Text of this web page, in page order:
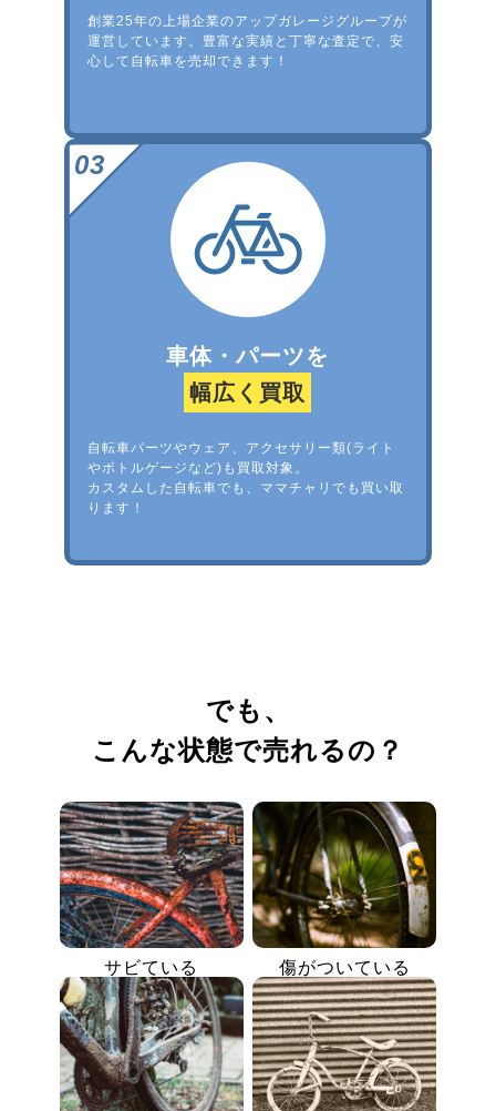
創業25年の上場企業のアップガレージグループが
運営しています。豊富な実績と丁寧な査定で、安
心して自転車を売却できます！
車体・パーツを
幅広く買取
自転車パーツやウェア、アクセサリー類(ライト
やボトルゲージなど)も買取対象。
カスタムした自転車でも、ママチャリでも買い取
ります！
でも、
こんな状態で売れるの？
サビている 傷がついている